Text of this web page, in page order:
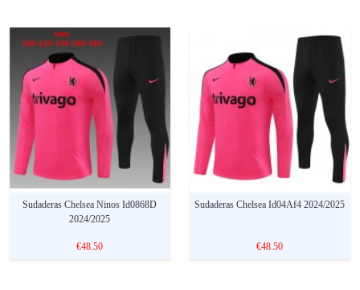
Sudaderas Chelsea Ninos Id0868D
2024/2025
€48.50
Sudaderas Chelsea Id04Af4 2024/2025
€48.50